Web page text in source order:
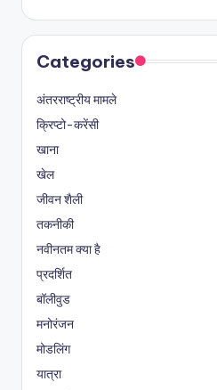
Categories
अंतरराष्ट्रीय मामले
क्रिप्टो-करेंसी
खाना
खेल
जीवन शैली
तकनीकी
नवीनतम क्या है
प्रदर्शित
बॉलीवुड
मनोरंजन
मोडलिंग
यात्रा